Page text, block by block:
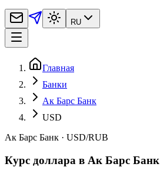
RU
Главная
Банки
Ак Барс Банк
USD
Ак Барс Банк · USD/RUB
Курс доллара в Ак Барс Банк